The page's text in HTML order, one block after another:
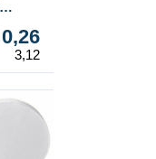
0,26
3,12